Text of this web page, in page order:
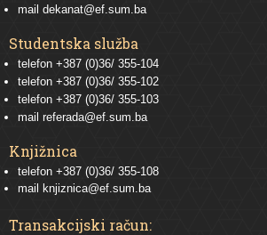
mail dekanat@ef.sum.ba
Studentska služba
telefon +387 (0)36/ 355-104
telefon +387 (0)36/ 355-102
telefon +387 (0)36/ 355-103
mail referada@ef.sum.ba
Knjižnica
telefon +387 (0)36/ 355-108
mail
knjiznica@ef.sum.ba
Transakcijski račun: